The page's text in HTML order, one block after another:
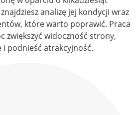
analizę jej kondycji wraz
które warto poprawić. Praca
zwiększyć widoczność strony,
i podnieść atrakcyjność.